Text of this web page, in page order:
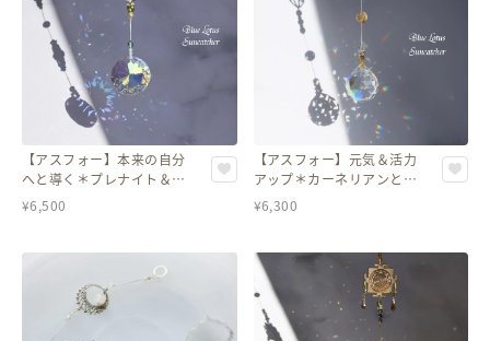
【アスフォー】本来の自分
へと導く＊プレナイト＆神
聖幾何学十二芒星のサンキ
ャッチャー
¥6,500
【アスフォー】元気＆活力
アップ＊カーネリアンとシ
トリン入り 右回りのスパイ
ラルサンキャッチャー
¥6,300